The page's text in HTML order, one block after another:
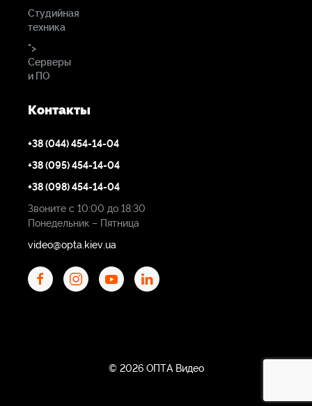
Студийная
техника
">
Серверы
и ПО
Контакты
+38 (044) 454-14-04
+38 (095) 454-14-04
+38 (098) 454-14-04
Звоните с 10:00 до 18:30
Понедельник – Пятница
video@opta.kiev.ua
© 2026 ОПТА Видео